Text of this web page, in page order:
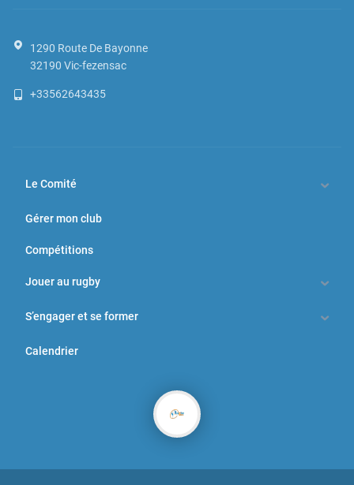
1290 Route De Bayonne
32190 Vic-fezensac
+33562643435
Le Comité
Gérer mon club
Compétitions
Jouer au rugby
S’engager et se former
Calendrier